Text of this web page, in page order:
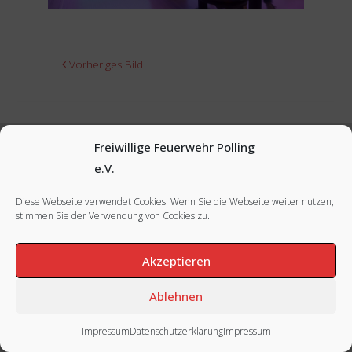
Freiwillige Feuerwehr Polling
e.V.
Diese Webseite verwendet Cookies. Wenn Sie die Webseite weiter nutzen,
stimmen Sie der Verwendung von Cookies zu.
Akzeptieren
Ablehnen
ImpressumDatenschutzerklärungImpressum
Vorheriges Bild
FACEBOOK